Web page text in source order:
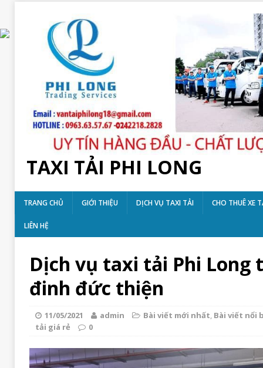
TAXI TẢI PHI LONG
TRANG CHỦ GIỚI THIỆU DỊCH VỤ TAXI TẢI CHO THUÊ XE
LIÊN HỆ
Dịch vụ taxi tải Phi Long
đinh đức thiện
11/05/2021 admin Bài viết mới nhất, Bài viết nổi
tải giá rẻ
0